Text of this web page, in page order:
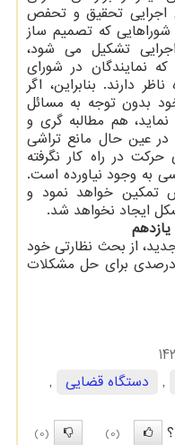
اجرایی تحقیق و تحفص
شوراهایی که تصمیم ساز
تشکیل می شود،
که نمایندگان در شورای
دارند. بنابراین، اگر
بدون توجه به مسائل
هم مطالبه گری و
عین حال مانع تراشی
حرکت در راه کار نگرفته
به وجود نیاورده است.
تمکین خواهد نمود و
ایجاد نخواهد شد.
از بحث نظارتی خود
غافل نخواهیم شد. حمایت ۱۰۰ درصدی برای حل مشکلات
, دستگاه قضایی
,
(0)
(0)